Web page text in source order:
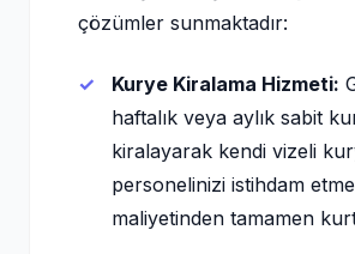
çözümler sunmaktadır:
Kurye Kiralama Hizmeti:
haftalık veya aylık sabit
kiralayarak kendi vizeli
personelinizi istihdam etme
maliyetinden tamamen